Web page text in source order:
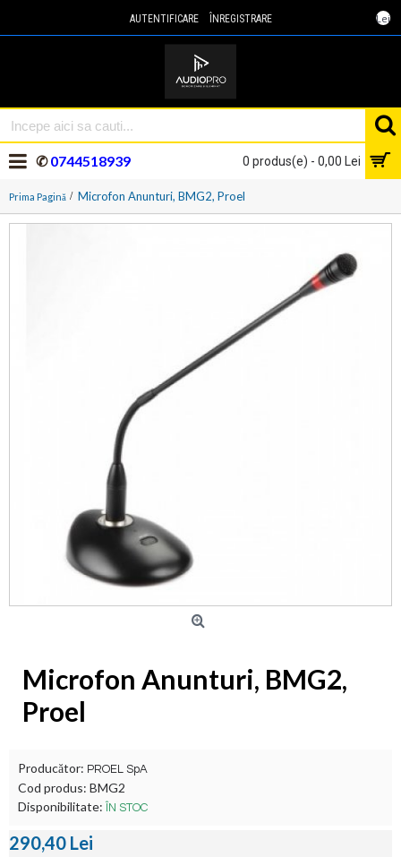
Lei
AUTENTIFICARE ÎNREGISTRARE
0 produs(e) - 0,00 Lei
✆0744518939
Prima Pagină Microfon Anunturi, BMG2, Proel
Microfon Anunturi, BMG2,
Proel
Producător: PROEL SpA
Cod produs: BMG2
Disponibilitate:
ÎN STOC
290,40 Lei